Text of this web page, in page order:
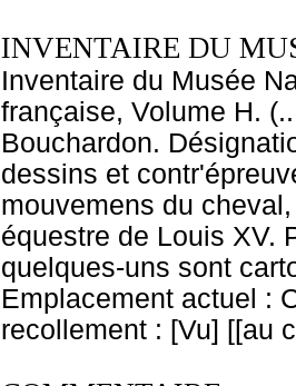
INVENTAIRE DU
Inventaire du Musée
française, Volume H.
Bouchardon.
dessins et
mouvemens du
équestre de Louis XV.
quelques-uns sont
Emplacement actuel :
recollement : [Vu] [[au